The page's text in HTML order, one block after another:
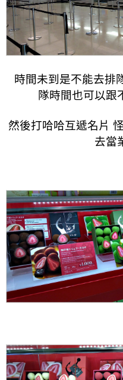
時間未到是不能去排
隊時間也可以跟
然後打哈哈互遞名片
去當